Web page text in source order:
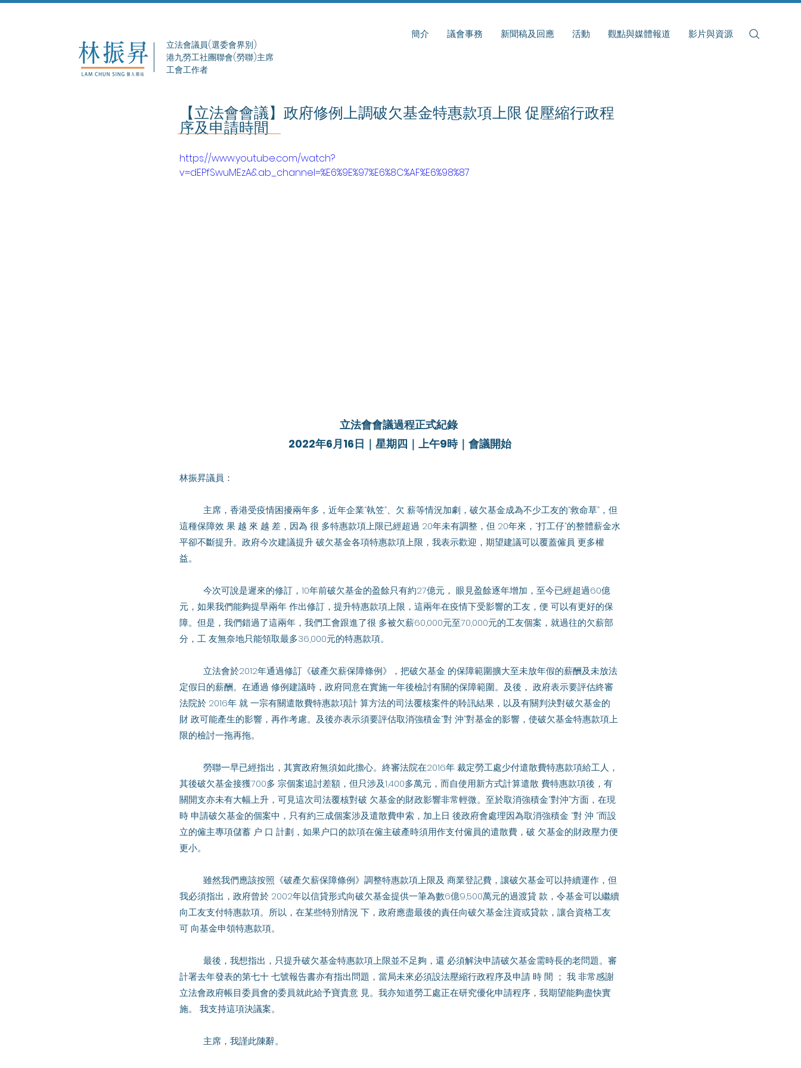
立法會議員(選委會界別)
港九勞工社團聯會(勞聯)主席
工會工作者
簡介 議會事務 新聞稿及回應 活動 觀點與媒體報道 影片與資源
【立法會會議】政府修例上調破欠基金特惠款項上限 促壓縮行政程
序及申請時間
https://www.youtube.com/watch?
v=dEPfSwuMEzA&ab_channel=%E6%9E%97%E6%8C%AF%E6%98%87
立法會會議過程正式紀錄
2022年6月16日｜星期四｜上午9時｜會議開始
林振昇議員：
這種保障效 果 越 來 越 差，因為 很 多特惠款項上限已經超過 20年未有調整，但 20年來，“打工仔”的整體薪金水
平卻不斷提升。政府今次建議提升 破欠基金各項特惠款項上限，我表示歡迎，期望建議可以覆蓋僱員 更多權
益。
元，如果我們能夠提早兩年 作出修訂，提升特惠款項上限，這兩年在疫情下受影響的工友，便 可以有更好的保
障。但是，我們錯過了這兩年，我們工會跟進了很 多被欠薪60,000元至70,000元的工友個案，就過往的欠薪部
分，工 友無奈地只能領取最多36,000元的特惠款項。
定假日的薪酬。在通過 修例建議時，政府同意在實施一年後檢討有關的保障範圍。及後， 政府表示要評估終審
法院於 2016年 就 一宗有關遣散費特惠款項計 算方法的司法覆核案件的聆訊結果，以及有關判決對破欠基金的
財 政可能產生的影響，再作考慮。及後亦表示須要評估取消強積金“對 沖”對基金的影響，使破欠基金特惠款項上
限的檢討一拖再拖。
其後破欠基金接獲700多 宗個案追討差額，但只涉及1,400多萬元，而自使用新方式計算遣散 費特惠款項後，有
關開支亦未有大幅上升，可見這次司法覆核對破 欠基金的財政影響非常輕微。至於取消強積金“對沖”方面，在現
時 申請破欠基金的個案中，只有約三成個案涉及遣散費申索，加上日 後政府會處理因為取消強積金 “對 沖 ”而設
立的僱主專項儲蓄 户 口 計劃，如果户口的款項在僱主破產時須用作支付僱員的遣散費，破 欠基金的財政壓力便
更小。
我必須指出，政府曾於 2002年以信貸形式向破欠基金提供一筆為數6億9,500萬元的過渡貸 款，令基金可以繼續
向工友支付特惠款項。所以，在某些特別情況 下，政府應盡最後的責任向破欠基金注資或貸款，讓合資格工友
可 向基金申領特惠款項。
計署去年發表的第七十 七號報告書亦有指出問題，當局未來必須設法壓縮行政程序及申請 時 間 ； 我 非常感謝
立法會政府帳目委員會的委員就此給予寶貴意 見。我亦知道勞工處正在研究優化申請程序，我期望能夠盡快實
施。 我支持這項決議案。
	主席，我謹此陳辭。